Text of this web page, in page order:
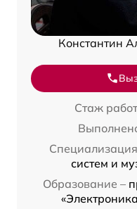
Константин
Стаж
систем и
Образование –